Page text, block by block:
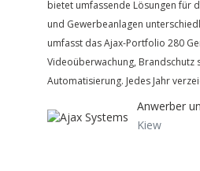
bietet umfassende Lösungen für
und Gewerbeanlagen
umfasst das Ajax-Portfolio 280
Videoüberwachung, Brandschutz
Automatisierung. Jedes Jahr
Anwerber
Kiew